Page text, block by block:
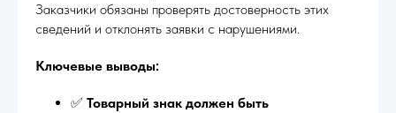
Заказчики обязаны проверять достоверность этих
сведений и отклонять заявки с нарушениями.
Ключевые выводы:
✅ Товарный знак должен быть